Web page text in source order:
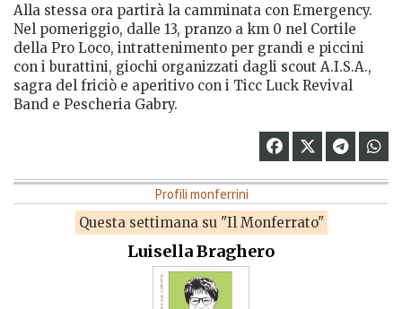
Alla stessa ora partirà la camminata con Emergency.
Nel pomeriggio, dalle 13, pranzo a km 0 nel Cortile
della Pro Loco, intrattenimento per grandi e piccini
con i burattini, giochi organizzati dagli scout A.I.S.A.,
sagra del friciò e aperitivo con i Ticc Luck Revival
Band e Pescheria Gabry.
Profili monferrini
Questa settimana su "Il Monferrato"
Luisella Braghero